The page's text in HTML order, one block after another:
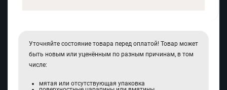
Уточняйте состояние товара перед оплатой! Товар может
быть новым или уценённым по разным причинам, в том
числе:
мятая или отсутствующая упаковка